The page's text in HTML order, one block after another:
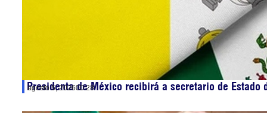
Presidenta de México recibirá a secretario de Estado
agosto 5, 202600:28